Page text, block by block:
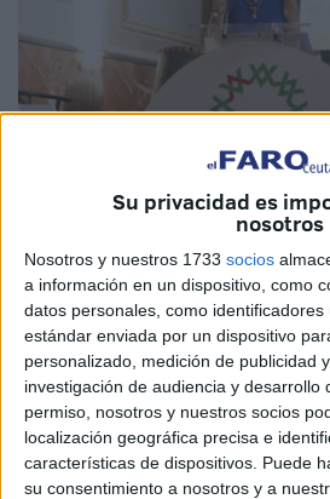
Su privacidad es
nosotros
Nosotros y nuestros 1733 socios
a información en un dispositivo, como
datos personales, como identificadores
estándar enviada por un dispositivo
personalizado, medición de publicidad
investigación de audiencia y desarrollo
permiso, nosotros y nuestros socios
localización geográfica precisa e
características de dispositivos. Puede
su consentimiento a nosotros y a
Imágenes cedidas
La consejera de Hacienda,
Transformación Digitaldel
Chandiramani, ha participado esta
evento empresarial y tecnológico
mayor evento dirigido aempresas
España y en el que Ceuta está